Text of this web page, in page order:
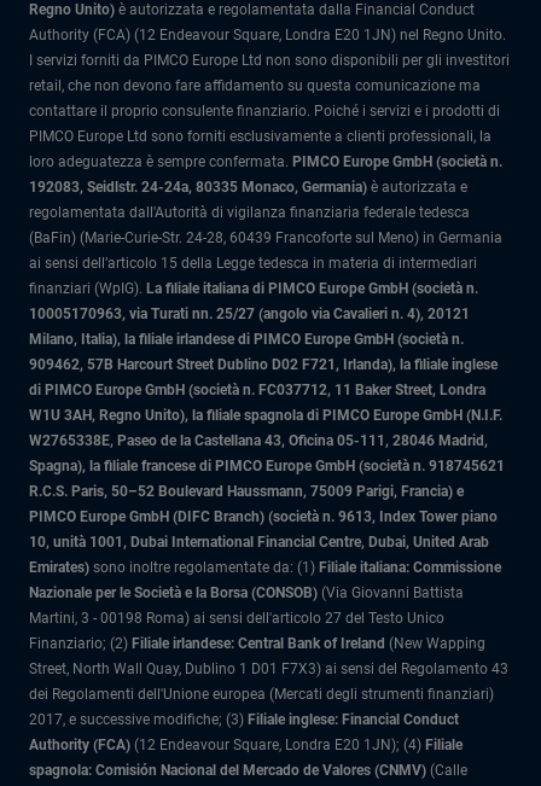
Regno Unito) è autorizzata e regolamentata dalla Financial Conduct
Authority (FCA) (12 Endeavour Square, Londra E20 1JN) nel Regno Unito.
I servizi forniti da PIMCO Europe Ltd non sono disponibili per gli investitori
retail, che non devono fare affidamento su questa comunicazione ma
contattare il proprio consulente finanziario. Poiché i servizi e i prodotti di
PIMCO Europe Ltd sono forniti esclusivamente a clienti professionali, la
loro adeguatezza è sempre confermata. PIMCO Europe GmbH (società n.
192083, Seidlstr. 24-24a, 80335 Monaco, Germania) è autorizzata e
regolamentata dall'Autorità di vigilanza finanziaria federale tedesca
(BaFin) (Marie-Curie-Str. 24-28, 60439 Francoforte sul Meno) in Germania
ai sensi dell’articolo 15 della Legge tedesca in materia di intermediari
finanziari (WpIG). La filiale italiana di PIMCO Europe GmbH (società n.
10005170963, via Turati nn. 25/27 (angolo via Cavalieri n. 4), 20121
Milano, Italia), la filiale irlandese di PIMCO Europe GmbH (società n.
909462, 57B Harcourt Street Dublino D02 F721, Irlanda), la filiale inglese
di PIMCO Europe GmbH (società n. FC037712, 11 Baker Street, Londra
W1U 3AH, Regno Unito), la filiale spagnola di PIMCO Europe GmbH (N.I.F.
W2765338E, Paseo de la Castellana 43, Oficina 05-111, 28046 Madrid,
Spagna), la filiale francese di PIMCO Europe GmbH (società n. 918745621
R.C.S. Paris, 50–52 Boulevard Haussmann, 75009 Parigi, Francia) e
PIMCO Europe GmbH (DIFC Branch) (società n. 9613, Index Tower piano
10, unità 1001, Dubai International Financial Centre, Dubai, United Arab
Emirates) sono inoltre regolamentate da: (1) Filiale italiana: Commissione
Nazionale per le Società e la Borsa (CONSOB) (Via Giovanni Battista
Martini, 3 - 00198 Roma) ai sensi dell'articolo 27 del Testo Unico
Finanziario; (2) Filiale irlandese: Central Bank of Ireland (New Wapping
Street, North Wall Quay, Dublino 1 D01 F7X3) ai sensi del Regolamento 43
dei Regolamenti dell'Unione europea (Mercati degli strumenti finanziari)
2017, e successive modifiche; (3) Filiale inglese: Financial Conduct
Authority (FCA) (12 Endeavour Square, Londra E20 1JN); (4) Filiale
spagnola: Comisión Nacional del Mercado de Valores (CNMV) (Calle